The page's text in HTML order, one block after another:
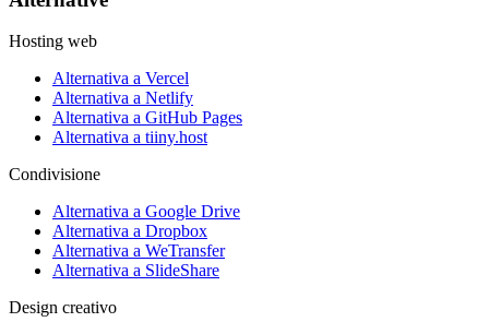
Hosting web
Alternativa a Vercel
Alternativa a Netlify
Alternativa a GitHub Pages
Alternativa a tiiny.host
Condivisione
Alternativa a Google Drive
Alternativa a Dropbox
Alternativa a WeTransfer
Alternativa a SlideShare
Design creativo